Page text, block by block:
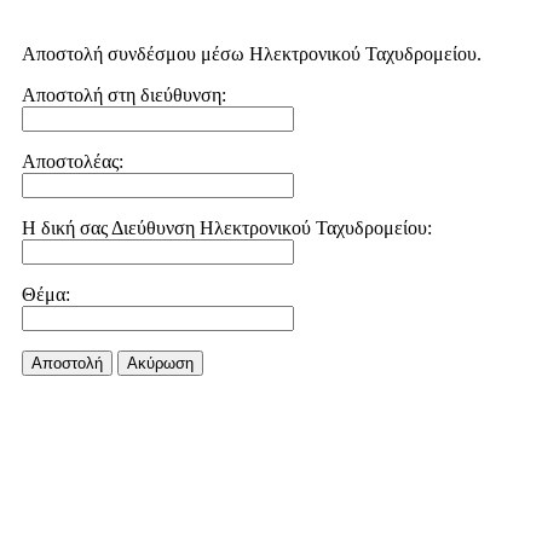
Αποστολή συνδέσμου μέσω Ηλεκτρονικού Ταχυδρομείου.
Αποστολή στη διεύθυνση:
Αποστολέας:
Η δική σας Διεύθυνση Ηλεκτρονικού Ταχυδρομείου:
Θέμα:
Αποστολή Aκύρωση